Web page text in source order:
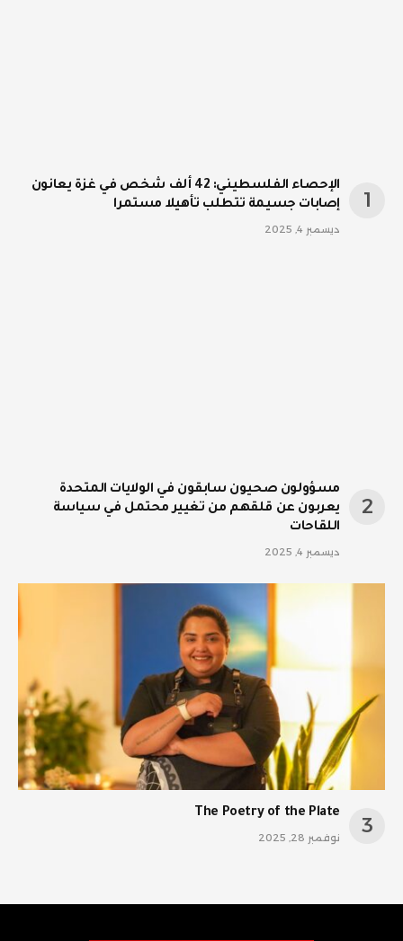
الإحصاء الفلسطيني: 42 ألف شخص في غزة يعانون
إصابات جسيمة تتطلب تأهيلا مستمرا
ديسمبر 4, 2025
مسؤولون صحيون سابقون في الولايات المتحدة
يعربون عن قلقهم من تغيير محتمل في سياسة
اللقاحات
ديسمبر 4, 2025
The Poetry of the Plate
نوفمبر 28, 2025